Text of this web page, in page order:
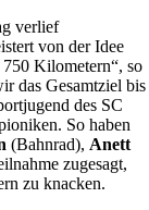
verlief
von der Idee
Kilometern“, so
das Gesamtziel bis
des SC
So haben
(Bahnrad), Anett
zugesagt,
zu knacken.